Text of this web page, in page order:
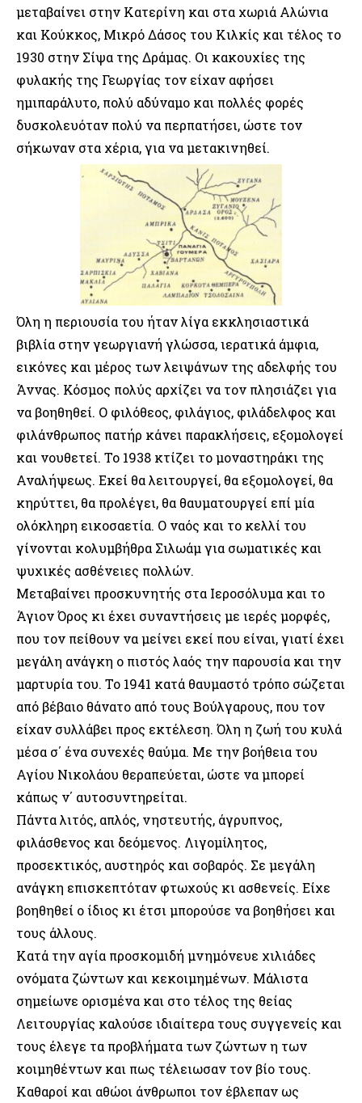
μεταβαίνει στην Κατερίνη και στα χωριά Αλώνια
και Κούκκος, Μικρό Δάσος του Κιλκίς και τέλος το
1930 στην Σίψα της Δράμας. Οι κακουχίες της
φυλακής της Γεωργίας τον είχαν αφήσει
ημιπαράλυτο, πολύ αδύναμο και πολλές φορές
δυσκολευόταν πολύ να περπατήσει, ώστε τον
σήκωναν στα χέρια, για να μετακινηθεί.
Όλη η περιουσία του ήταν λίγα εκκλησιαστικά
βιβλία στην γεωργιανή γλώσσα, ιερατικά άμφια,
εικόνες και μέρος των λειψάνων της αδελφής του
Άννας. Κόσμος πολύς αρχίζει να τον πλησιάζει για
να βοηθηθεί. Ο φιλόθεος, φιλάγιος, φιλάδελφος και
φιλάνθρωπος πατήρ κάνει παρακλήσεις, εξομολογεί
και νουθετεί. Το 1938 κτίζει το μοναστηράκι της
Αναλήψεως. Εκεί θα λειτουργεί, θα εξομολογεί, θα
κηρύττει, θα προλέγει, θα θαυματουργεί επί μία
ολόκληρη εικοσαετία. Ο ναός και το κελλί του
γίνονται κολυμβήθρα Σιλωάμ για σωματικές και
ψυχικές ασθένειες πολλών.
Μεταβαίνει προσκυνητής στα Ιεροσόλυμα και το
Άγιον Όρος κι έχει συναντήσεις με ιερές μορφές,
που τον πείθουν να μείνει εκεί που είναι, γιατί έχει
μεγάλη ανάγκη ο πιστός λαός την παρουσία και την
μαρτυρία του. Το 1941 κατά θαυμαστό τρόπο σώζεται
από βέβαιο θάνατο από τους Βούλγαρους, που τον
είχαν συλλάβει προς εκτέλεση. Όλη η ζωή του κυλά
μέσα σ΄ ένα συνεχές θαύμα. Με την βοήθεια του
Αγίου Νικολάου θεραπεύεται, ώστε να μπορεί
κάπως ν΄ αυτοσυντηρείται.
Πάντα λιτός, απλός, νηστευτής, άγρυπνος,
φιλάσθενος και δεόμενος. Λιγομίλητος,
προσεκτικός, αυστηρός και σοβαρός. Σε μεγάλη
ανάγκη επισκεπτόταν φτωχούς κι ασθενείς. Είχε
βοηθηθεί ο ίδιος κι έτσι μπορούσε να βοηθήσει και
τους άλλους.
Κατά την αγία προσκομιδή μνημόνευε χιλιάδες
ονόματα ζώντων και κεκοιμημένων. Μάλιστα
σημείωνε ορισμένα και στο τέλος της θείας
Λειτουργίας καλούσε ιδιαίτερα τους συγγενείς και
τους έλεγε τα προβλήματα των ζώντων η των
κοιμηθέντων και πως τέλειωσαν τον βίο τους.
Καθαροί και αθώοι άνθρωποι τον έβλεπαν ως